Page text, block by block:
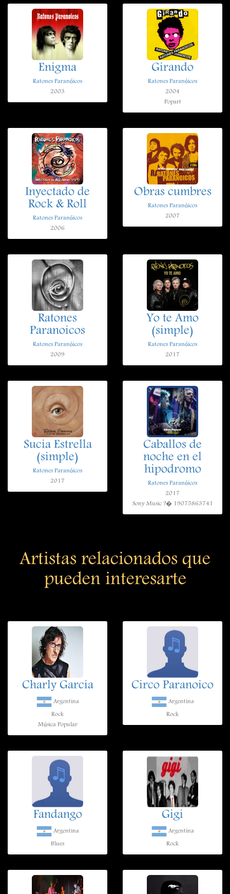
Enigma
Ratones Paranóicos
2003
Girando
Ratones Paranóicos
2004
Popart
Inyectado de
Rock & Roll
Ratones Paranóicos
2006
Obras cumbres
Ratones Paranóicos
2007
Ratones
Paranoicos
Ratones Paranóicos
2009
Yo te Amo
(simple)
Ratones Paranóicos
2017
Sucia Estrella
(simple)
Ratones Paranóicos
2017
Caballos de
noche en el
hipodromo
Ratones Paranóicos
2017
Sony Music ?� 19075863741
Artistas relacionados que
pueden interesarte
Charly Garcia
Argentina
Rock
Música Popular
Circo Paranoico
Argentina
Rock
Fandango
Argentina
Blues
Gigi
Argentina
Rock